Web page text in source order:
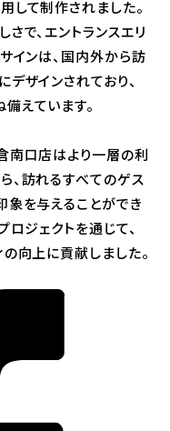
して制作されました。
で、エントランスエリ
インは、国内外から訪
ザインされており、
えています。
南口店はより一層の利
、訪れるすべてのゲス
象を与えることができ
ロジェクトを通じて、
向上に貢献しました。